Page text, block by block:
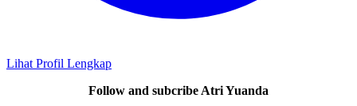
Lihat Profil Lengkap
Follow and subcribe Atri Yuanda